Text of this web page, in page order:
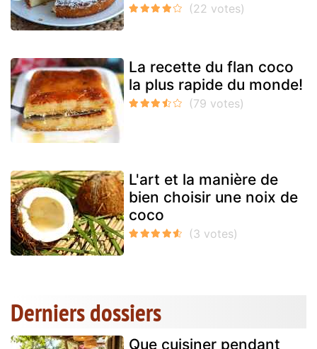
La recette du flan coco
la plus rapide du monde!
L'art et la manière de
bien choisir une noix de
coco
Derniers dossiers
Que cuisiner pendant